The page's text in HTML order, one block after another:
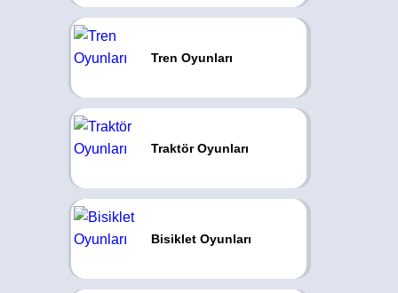
Tren Oyunları
Traktör Oyunları
Bisiklet Oyunları